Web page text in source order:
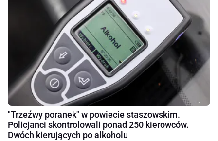
"Trzeźwy poranek" w powiecie staszowskim.
Policjanci skontrolowali ponad 250 kierowców.
Dwóch kierujących po alkoholu